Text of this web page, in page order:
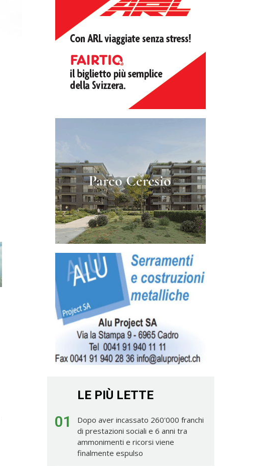
LE PIÙ LETTE
01
Dopo aver incassato 260'000 franchi
di prestazioni sociali e 6 anni tra
ammonimenti e ricorsi viene
finalmente espulso